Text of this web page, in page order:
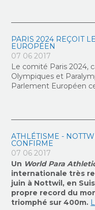
PARIS 2024 REÇOIT
EUROPÉEN
07 06 2017
Le comité Paris 2024,
Olympiques et
Parlement Européen
ATHLÉTISME -
CONFIRME
07 06 2017
Un World Para
internationale très
juin à Nottwil, en
propre record du
triomphé sur 400m.